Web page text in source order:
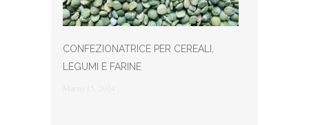
CONFEZIONATRICE PER CEREALI,
LEGUMI E FARINE